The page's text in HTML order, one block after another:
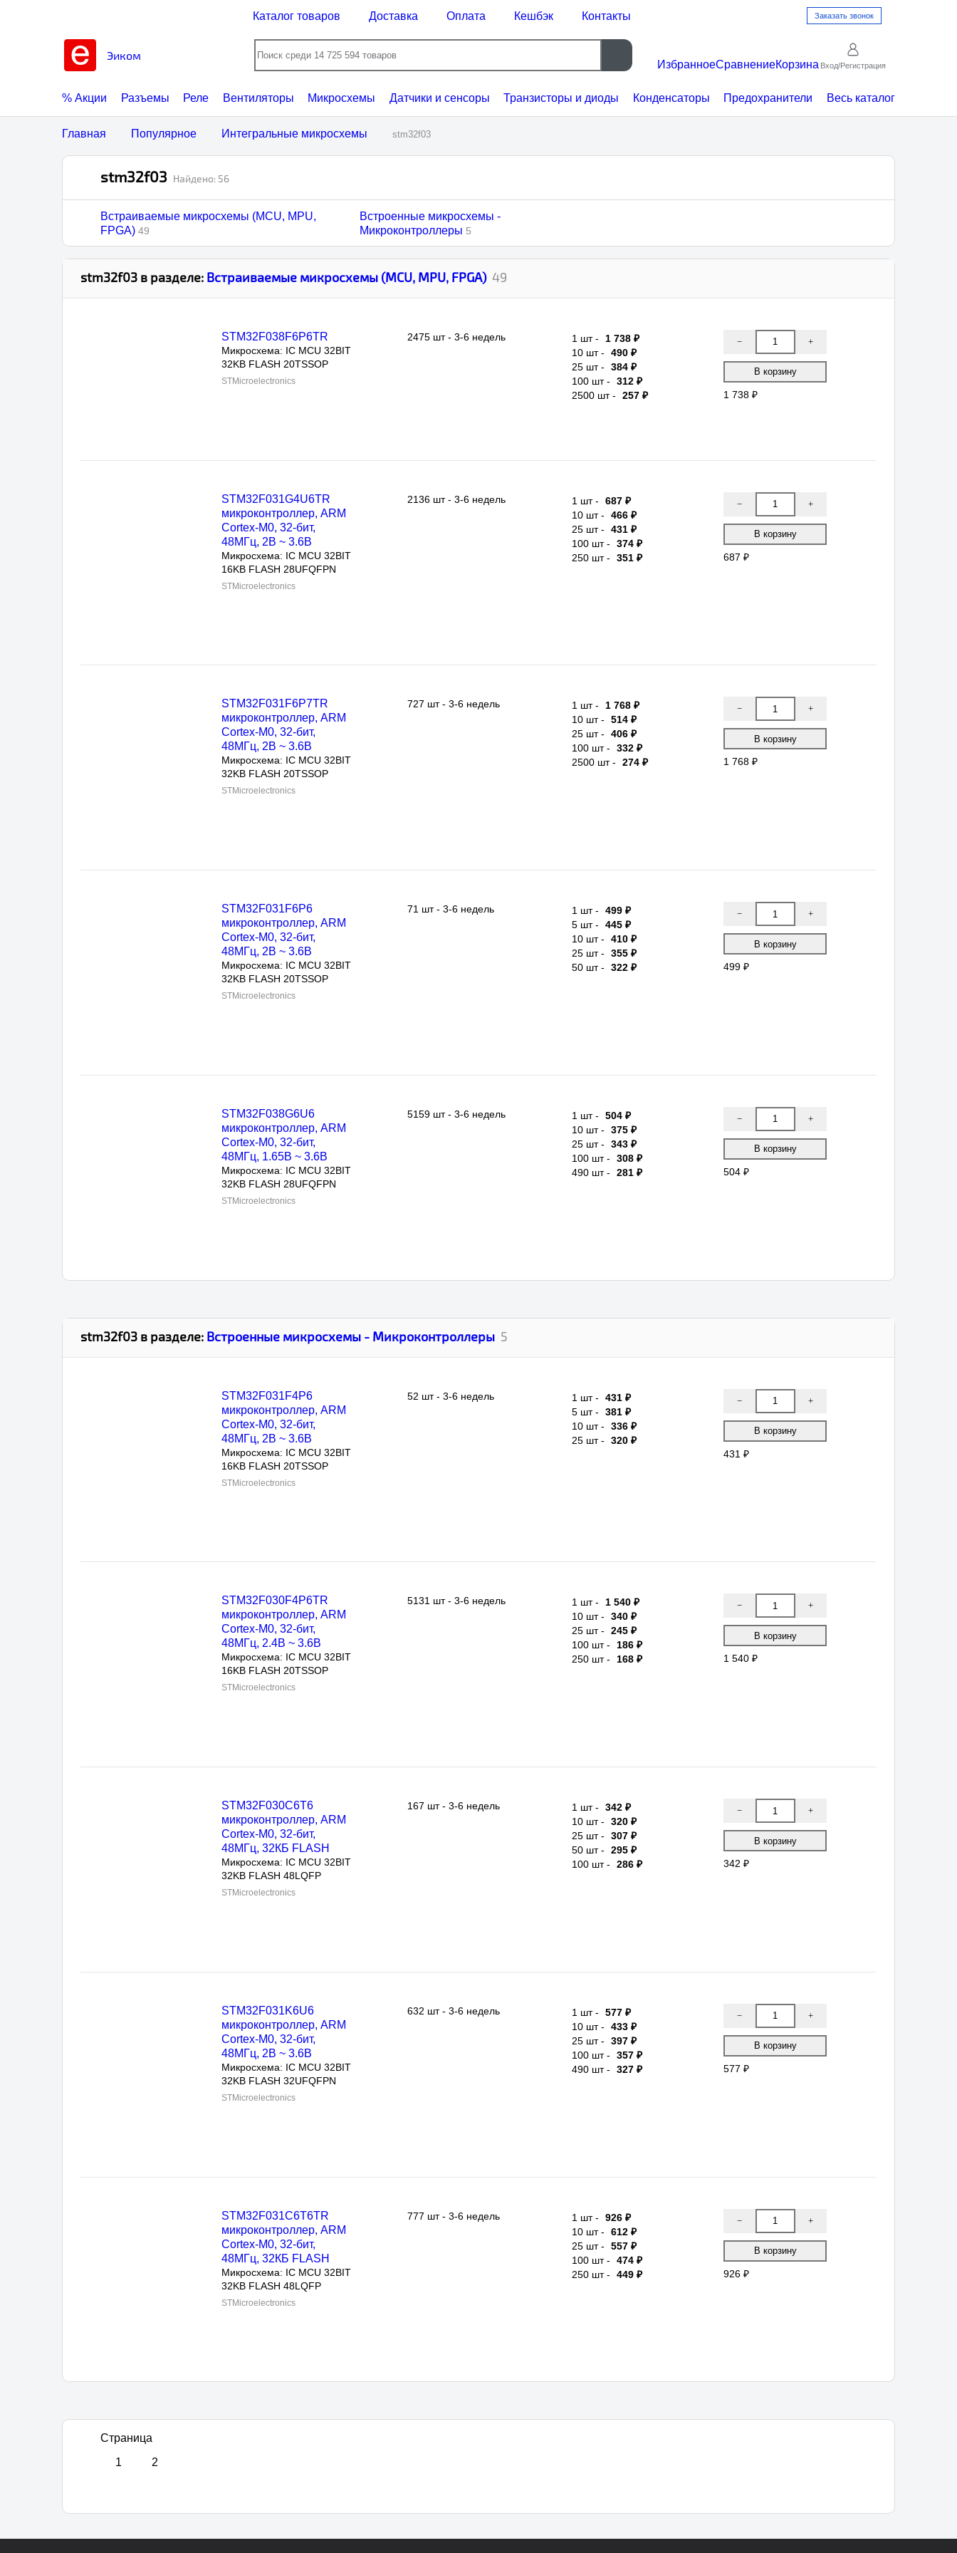
Заказать звонок
Каталог товаров Доставка Оплата Кешбэк Контакты
Эиком
% Акции Разъемы Реле Вентиляторы Микросхемы Датчики и сенсоры Транзисторы и диоды Конденсаторы Предохранители Весь каталог
Популярное Интегральные микросхемы
stm32f03 Найдено: 56
Встраиваемые микросхемы (MCU, MPU,
FPGA) 49
Встроенные микросхемы -
Микроконтроллеры 5
stm32f03 в разделе: Встраиваемые микросхемы (MCU, MPU, FPGA) 49
STM32F038F6P6TR
Микросхема: IC MCU 32BIT
32KB FLASH 20TSSOP
2475 шт - 3-6 недель 1 шт -
1 738 ₽
10 шт -
490 ₽
25 шт -
384 ₽
100 шт -
312 ₽
2500 шт -
257 ₽
+
STM32F031G4U6TR
микроконтроллер, ARM
Cortex-M0, 32-бит, 48МГц, 2В
~ 3.6В
Микросхема: IC MCU 32BIT
16KB FLASH 28UFQFPN
STMicroelectronics
2136 шт - 3-6 недель 1 шт -
687 ₽
10 шт -
466 ₽
25 шт -
431 ₽
100 шт -
374 ₽
250 шт -
351 ₽
− +
STM32F031F6P7TR
микроконтроллер, ARM
Cortex-M0, 32-бит, 48МГц, 2В
~ 3.6В
Микросхема: IC MCU 32BIT
32KB FLASH 20TSSOP
STMicroelectronics
727 шт - 3-6 недель 1 шт - 1 768 ₽
10 шт - 514 ₽
25 шт - 406 ₽
100 шт - 332 ₽
2500 шт - 274 ₽
− +
1 768 ₽
STM32F031F6P6
микроконтроллер, ARM
Cortex-M0, 32-бит, 48МГц, 2В
~ 3.6В
Микросхема: IC MCU 32BIT
32KB FLASH 20TSSOP
STMicroelectronics
71 шт - 3-6 недель 1 шт - 499 ₽
5 шт - 445 ₽
10 шт - 410 ₽
25 шт - 355 ₽
50 шт - 322 ₽
− +
499 ₽
STM32F038G6U6
микроконтроллер, ARM
Cortex-M0, 32-бит, 48МГц,
1.65В ~ 3.6В
Микросхема: IC MCU 32BIT
32KB FLASH 28UFQFPN
STMicroelectronics
5159 шт - 3-6 недель 1 шт - 504 ₽
10 шт - 375 ₽
25 шт - 343 ₽
100 шт - 308 ₽
490 шт - 281 ₽
− +
504 ₽
stm32f03 в разделе: Встроенные микросхемы - Микроконтроллеры 5
STM32F031F4P6
микроконтроллер, ARM
Cortex-M0, 32-бит, 48МГц, 2В
~ 3.6В
Микросхема: IC MCU 32BIT
16KB FLASH 20TSSOP
52 шт - 3-6 недель 1 шт -
431 ₽
5 шт -
381 ₽
10 шт -
336 ₽
25 шт -
320 ₽
− +
431 ₽
STM32F030F4P6TR
микроконтроллер, ARM
Cortex-M0, 32-бит, 48МГц,
2.4В ~ 3.6В
Микросхема: IC MCU 32BIT
16KB FLASH 20TSSOP
1 540 ₽
10 шт - 340 ₽
25 шт -
245 ₽
100 шт - 186 ₽
250 шт -
168 ₽
− +
1 540 ₽
микроконтроллер, ARM
Cortex-M0, 32-бит, 48МГц,
32КБ FLASH
Микросхема: IC MCU 32BIT
32KB FLASH 48LQFP
STMicroelectronics
10 шт - 320 ₽
25 шт - 307 ₽
50 шт - 295 ₽
100 шт - 286 ₽
+
микроконтроллер, ARM
Cortex-M0, 32-бит, 48МГц, 2В
~ 3.6В
Микросхема: IC MCU 32BIT
32KB FLASH 32UFQFPN
STMicroelectronics
10 шт - 433 ₽
25 шт - 397 ₽
100 шт - 357 ₽
490 шт - 327 ₽ 577 ₽
микроконтроллер, ARM
Cortex-M0, 32-бит, 48МГц,
32КБ FLASH
Микросхема: IC MCU 32BIT
32KB FLASH 48LQFP
STMicroelectronics
10 шт - 612 ₽
25 шт - 557 ₽
100 шт - 474 ₽
250 шт - 449 ₽ 926 ₽
Страница
1
2